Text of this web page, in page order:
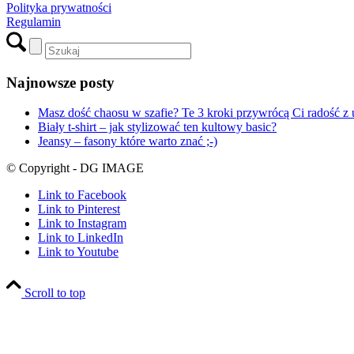
Polityka prywatności
Regulamin
Najnowsze posty
Masz dość chaosu w szafie? Te 3 kroki przywrócą Ci radość z
Biały t-shirt – jak stylizować ten kultowy basic?
Jeansy – fasony które warto znać ;-)
© Copyright - DG IMAGE
Link to Facebook
Link to Pinterest
Link to Instagram
Link to LinkedIn
Link to Youtube
Scroll to top